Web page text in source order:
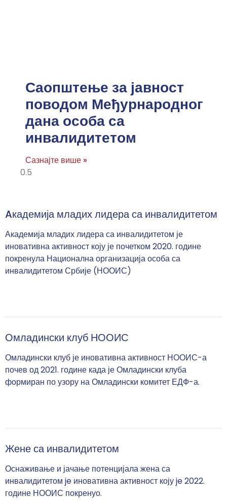
Саопштење за јавност
поводом Међурнародног
дана особа са
инвалидитетом
Сазнајте више »
Aкадемија младих лидера са инвалидитетом
Академија младих лидера са инвалидитетом је
иновативна активност коју је почетком 2020. године
покренула Национална организација особа са
инвалидитетом Србије (НООИС)
Омладински клуб НООИС
Омладински клуб је иновативна активност НООИС-а
почев од 2021. године када је Омладински клуба
формиран по узору на Омладински комитет ЕДФ-а.
Жене са инвалидитетом
Оснаживање и јачање потенцијала жена са
инвалидитетом je иновативна активност коју je 2022.
године НООИС покренуо.